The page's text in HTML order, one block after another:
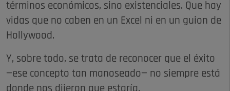
términos económicos, sino existenciales. Que hay
vidas que no caben en un Excel ni en un guion de
Hollywood.
Y, sobre todo, se trata de reconocer que el éxito
—ese concepto tan manoseado— no siempre está
donde nos dijeron que estaría.